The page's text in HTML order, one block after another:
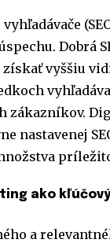
Dobrá
vyššiu
zákazníkov.
nastavenej
ako
a